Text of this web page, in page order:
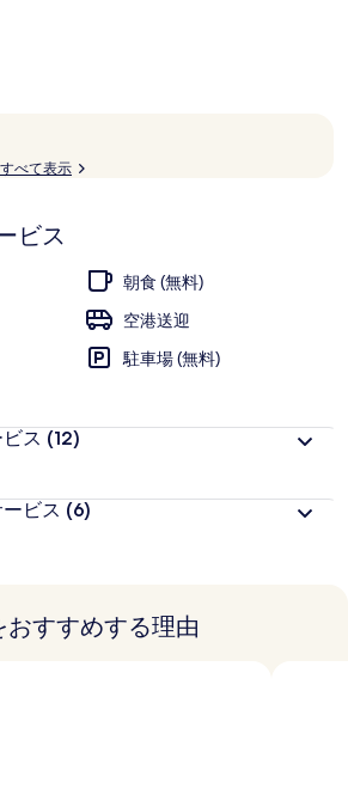
わっています。旅行者は親切なスタッフを
行
ら
べて表示
ビス
朝食 (無料)
空港送迎
駐車場 (無料)
ス (12)
ビス (6)
すすめする理由